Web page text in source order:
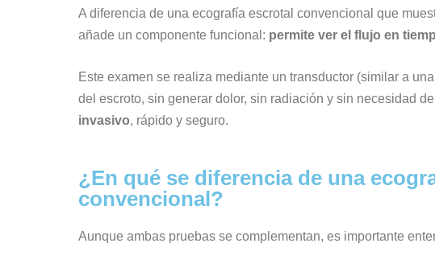
A diferencia de una ecografía escrotal convencional que
añade un componente funcional: permite ver el flujo en
Este examen se realiza mediante un transductor (similar a
del escroto, sin generar dolor, sin radiación y sin necesidad
invasivo, rápido y seguro.
¿En qué se diferencia de una
convencional?
Aunque ambas pruebas se complementan, es importante